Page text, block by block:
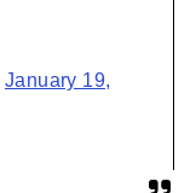
January 19,